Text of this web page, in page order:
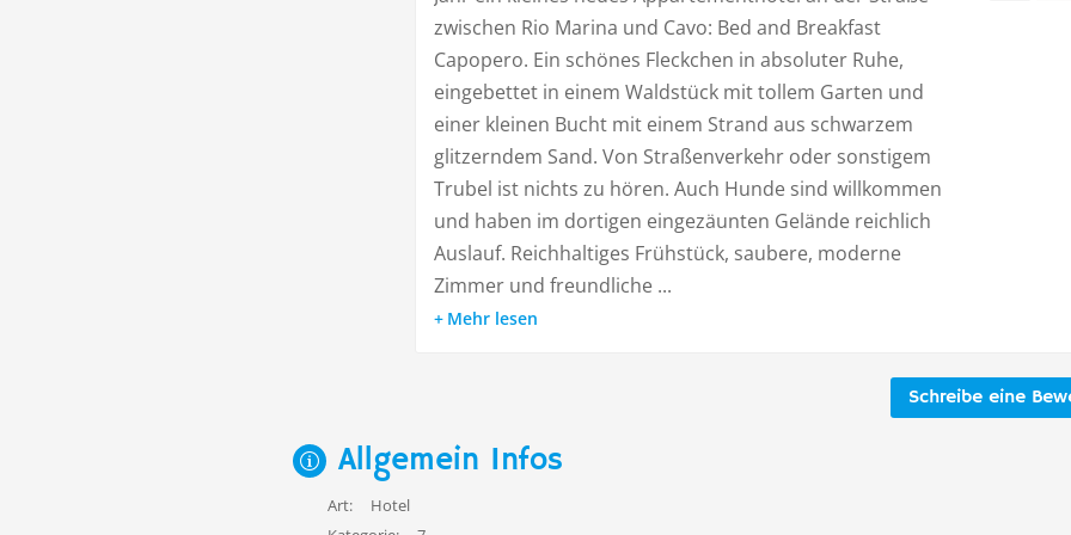
zwischen Rio Marina und Cavo: Bed and Breakfast
Capopero. Ein schönes Fleckchen in absoluter Ruhe,
eingebettet in einem Waldstück mit tollem Garten und
einer kleinen Bucht mit einem Strand aus schwarzem
glitzerndem Sand. Von Straßenverkehr oder sonstigem
Trubel ist nichts zu hören. Auch Hunde sind willkommen
und haben im dortigen eingezäunten Gelände reichlich
Auslauf. Reichhaltiges Frühstück, saubere, moderne
Zimmer und freundliche ...
Mehr lesen
Schreibe eine
Allgemein Infos
Art:
Hotel